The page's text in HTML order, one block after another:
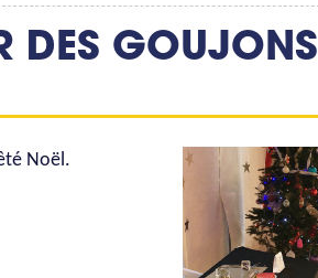
DES GOUJONS
Noël.